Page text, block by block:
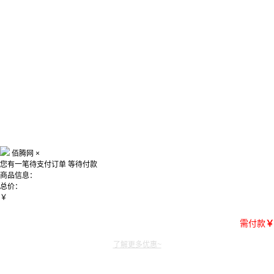
佰腾网 ×
您有一笔待支付订单 等待付款
商品信息：
总价：
￥
需付款￥
了解更多优惠~